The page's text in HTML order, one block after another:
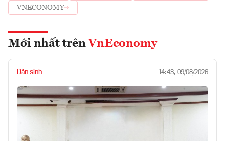
VNECONOMY
Mới nhất trên VnEconomy
Dân sinh 14:43, 09/08/2026